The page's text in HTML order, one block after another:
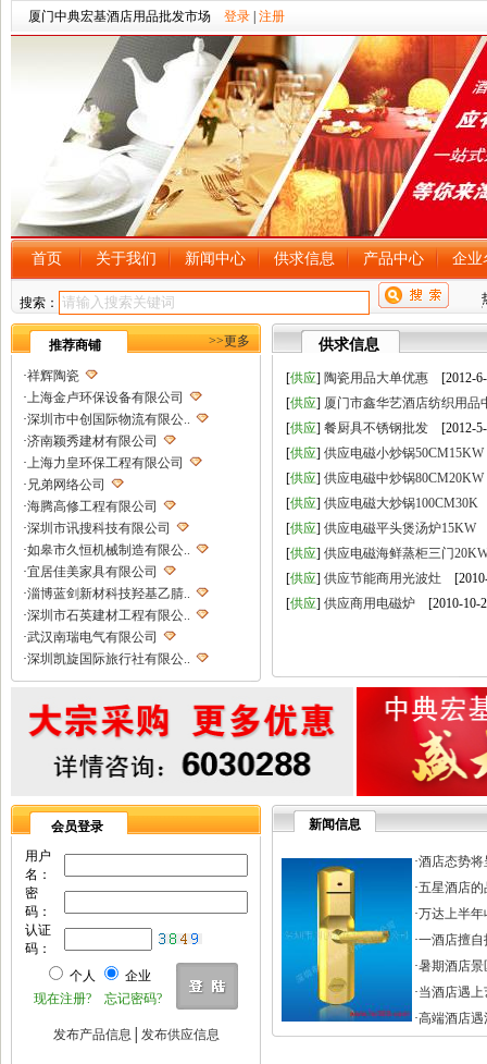
厦门中典宏基酒店用品批发市场 登录 注册
首页 关于我们 新闻中心 供求信息 产品中心 企业
搜索：
推荐商铺 >>更多
·祥辉陶瓷
·上海金卢环保设备有限公司
·深圳市中创国际物流有限公..
·济南颖秀建材有限公司
·上海力皇环保工程有限公司
· 兄弟网络公司
·海腾高修工程有限公司
·深圳市讯搜科技有限公司
·如皋市久恒机械制造有限公..
·宜居佳美家具有限公司
·淄博蓝剑新材科技羟基乙腈..
·深圳市石英建材工程有限公..
·武汉南瑞电气有限公司
·深圳凯旋国际旅行社有限公..
·重庆天鹰起重机械有限公司
宁波高新区克法拉电子科技..
内蒙古铁骑村
香港欧世敦集团有限公司
·苏州朗玛过滤器材有限公司
·聊城正亿金属材料有限公司
·巩义市国华耐火材料厂
·河南省华升矿机有限公司
·高锋新颖建材（苏州）有限..
·广州劲封行工程机械有限公..
·西安旭航电子科技有限公司
四川亿舟电器设备有限公司
巩义市瑞祥供水材料有限公..
济南云畅网络技术有限公司
洛阳大泉水处理设备有限公..
供求信息
[供应] 陶瓷用品大单优惠 [2012-
[供应] 厦门市鑫华艺酒店纺织用品
[供应] 餐厨具不锈钢批发 [2012-
[供应] 供应电磁小炒锅50CM15KW
[供应] 供应电磁中炒锅80CM20KW
[供应] 供应电磁大炒锅100CM30K
[供应] 供应电磁平头煲汤炉15KW
[供应] 供应电磁海鲜蒸柜三门
[供应] 供应节能商用光波灶
[供应] 供应商用电磁炉 [2010-10-
会员登录
用户
名：
密
码：
认证
码：
个人
企业
现在注册?
忘记密码?
发布产品信息 发布供应信息
新闻信息
·酒店态势
·五星酒店
·万达上半
·一酒店擅自
·暑期酒店景
·当酒店遇
·高端酒店